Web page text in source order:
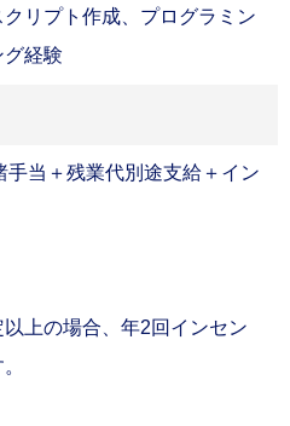
クリプト作成、プログラミン
経験
手当＋残業代別途支給＋イン
上の場合、年2回インセン